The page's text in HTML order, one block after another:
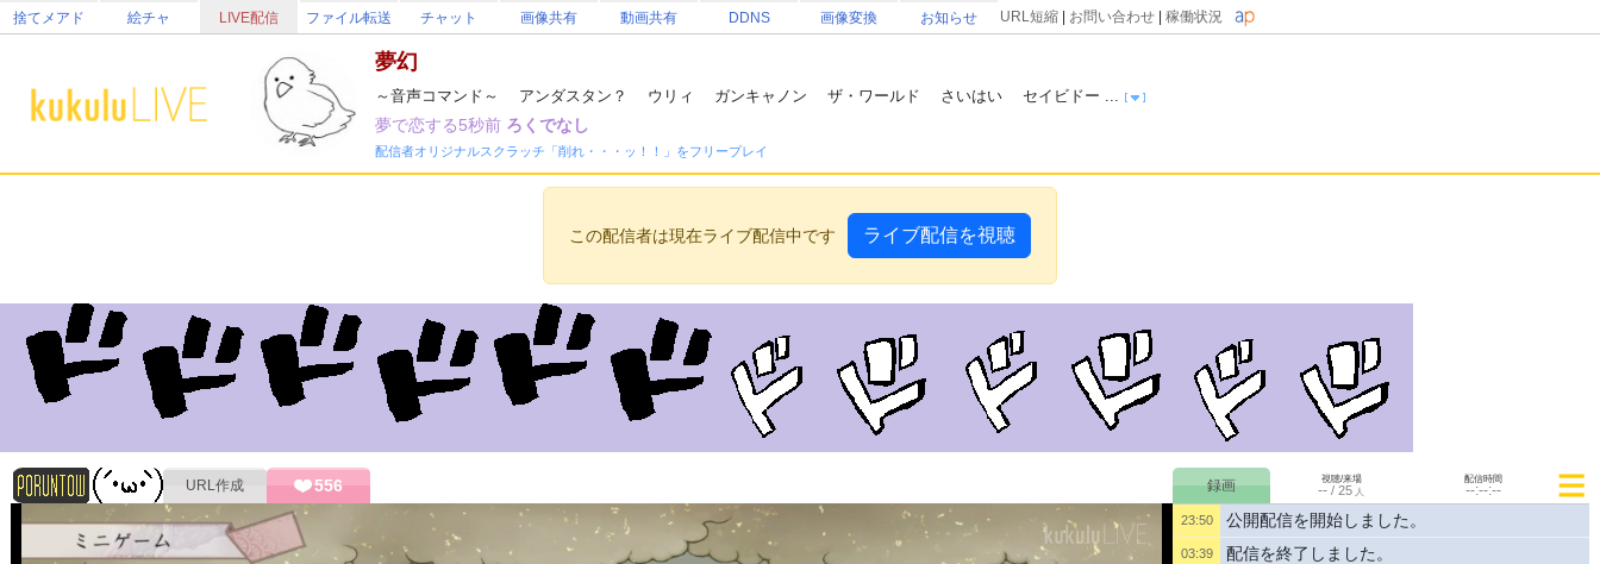
捨てメアド 絵チャ LIVE配信 ファイル転送 チャット 画像共有 動画共有 DDNS 画像変換 お知らせ URL短縮 お問い合わせ 稼働状況
夢幻
～音声コマンド～ アンダスタン？ ウリィ ガンキャノン ザ・ワールド さいはい セイビドー ...
夢で恋する5秒前 ろくでなし
配信者オリジナルスクラッチ「削れ・・・ッ！！」をフリープレイ
この配信者は現在ライブ配信中です ライブ配信を視聴
URL作成 556 視聴/来場
-- / 25 人
配信時間
--:--:--
23:50 公開配信を開始しました。
03:39 配信を終了しました。